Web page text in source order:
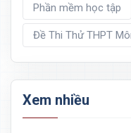
Phần mềm học tập
Đề Thi Thử THPT
Xem nhiều